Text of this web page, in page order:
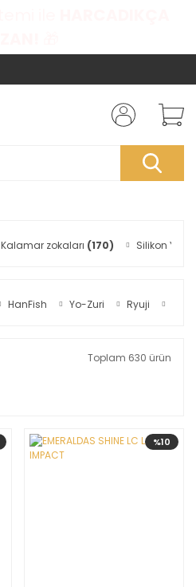
Kalamar zokaları (170) Silikon
HanFish Yo-Zuri Ryuji
Toplam 630 ürün
%10